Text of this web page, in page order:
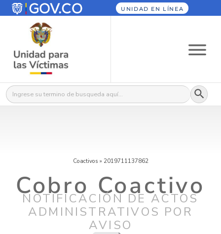
UNIDAD EN LÍNEA
Buscar: Botón
Coactivos » 2019711137862
Cobro Coactivo
NOTIFICACIÓN DE ACTOS
ADMINISTRATIVOS POR
AVISO